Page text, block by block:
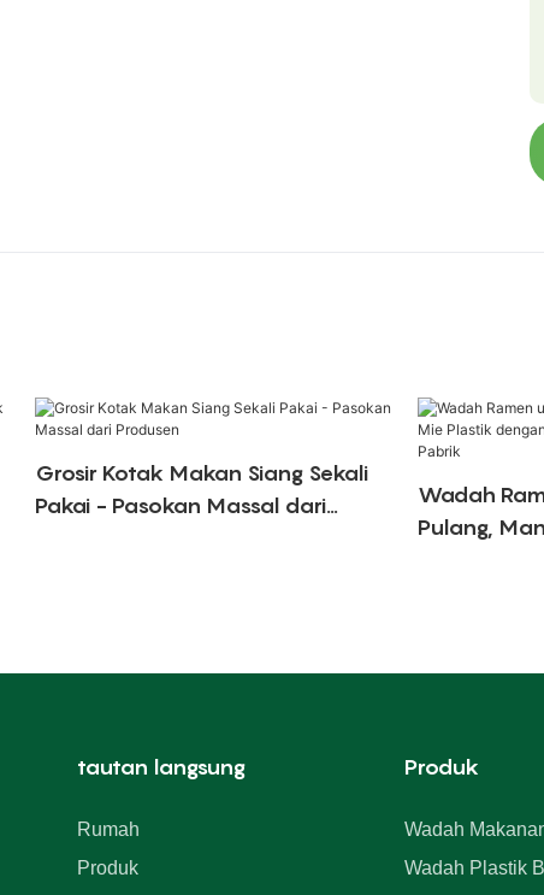
Grosir Kotak Makan Siang Sekali
Pakai - Pasokan Massal dari
Wadah
Pulang,
tautan langsung
Rumah
Produk
Produk
Wadah
Wadah Plastik